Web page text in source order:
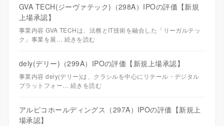
GVA TECH(ジーヴァテック)（298A）IPOの評価【新規
上場承認】
事業内容 GVA TECHは、法務とIT技術を融合した「リーガルテッ
ク」事業を展… 続きを読む
dely(デリー)（299A）IPOの評価【新規上場承認】
事業内容 dely(デリー)は、クラシルを中心にリテール・デジタル
プラットフォー… 続きを読む
アルピコホールディングス（297A）IPOの評価【新規上
場承認】